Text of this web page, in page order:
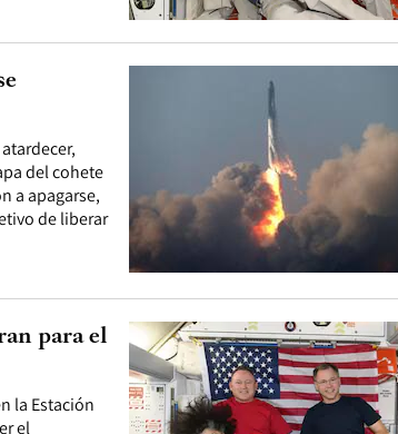
del cohete
a apagarse,
de liberar
la Estación
el
para el